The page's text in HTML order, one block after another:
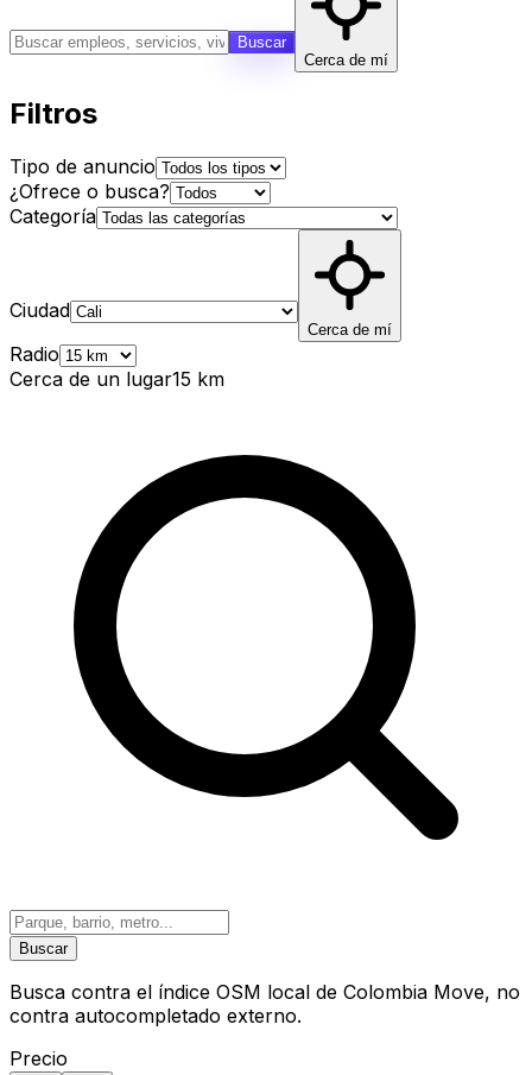
Buscar
Cerca de mí
Filtros
Tipo de anuncio
¿Ofrece o busca?
Categoría
Ciudad
Cerca de mí
Radio
Cerca de un lugar15 km
Buscar
Busca contra el índice OSM local de Colombia Move, no
contra autocompletado externo.
Precio